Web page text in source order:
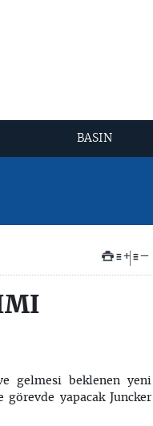
BASIN
+ –
gelmesi beklenen yeni
görevde yapacak Juncker